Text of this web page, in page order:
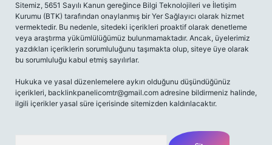
Sitemiz, 5651 Sayılı Kanun gereğince Bilgi Teknolojileri ve İletişim
Kurumu (BTK) tarafından onaylanmış bir Yer Sağlayıcı olarak hizmet
vermektedir. Bu nedenle, sitedeki içerikleri proaktif olarak denetleme
veya araştırma yükümlülüğümüz bulunmamaktadır. Ancak, üyelerimiz
yazdıkları içeriklerin sorumluluğunu taşımakta olup, siteye üye olarak
bu sorumluluğu kabul etmiş sayılırlar.
Hukuka ve yasal düzenlemelere aykırı olduğunu düşündüğünüz
içerikleri, backlinkpanelicomtr@gmail.com adresine bildirmeniz halinde,
ilgili içerikler yasal süre içerisinde sitemizden kaldırılacaktır.